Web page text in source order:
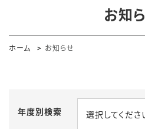
お知
ホーム お知らせ
年度別検索 選択してくださ